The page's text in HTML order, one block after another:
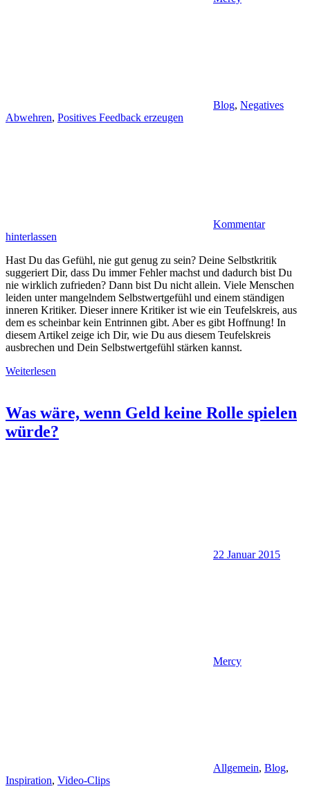
Blog, Negatives
Abwehren, Positives Feedback erzeugen
Kommentar
hinterlassen
Hast Du das Gefühl, nie gut genug zu sein? Deine Selbstkritik
suggeriert Dir, dass Du immer Fehler machst und dadurch bist Du
nie wirklich zufrieden? Dann bist Du nicht allein. Viele Menschen
leiden unter mangelndem Selbstwertgefühl und einem ständigen
inneren Kritiker. Dieser innere Kritiker ist wie ein Teufelskreis, aus
dem es scheinbar kein Entrinnen gibt. Aber es gibt Hoffnung! In
diesem Artikel zeige ich Dir, wie Du aus diesem Teufelskreis
ausbrechen und Dein Selbstwertgefühl stärken kannst.
Weiterlesen
Was wäre, wenn Geld keine Rolle spielen
würde?
22 Januar 2015
Mercy
Allgemein, Blog,
Inspiration, Video-Clips